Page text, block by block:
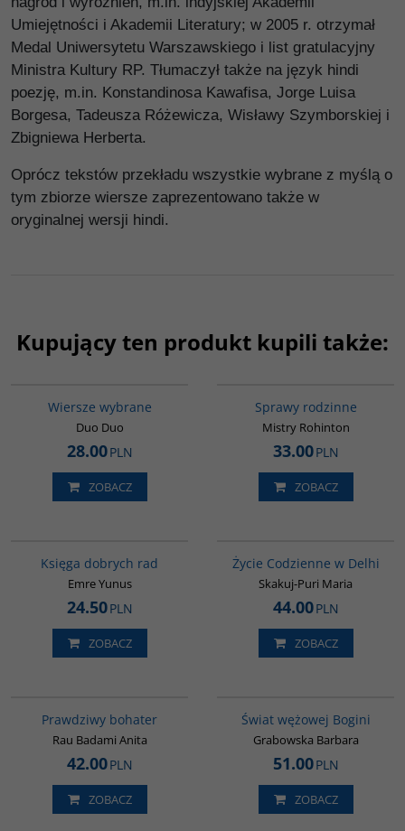
Umiejętności i Akademii Literatury; w 2005 r. otrzymał
Medal Uniwersytetu Warszawskiego i list gratulacyjny
Ministra Kultury RP. Tłumaczył także na język hindi
poezję, m.in. Konstandinosa Kawafisa, Jorge Luisa
Borgesa, Tadeusza Różewicza, Wisławy Szymborskiej i
Zbigniewa Herberta.
Oprócz tekstów przekładu wszystkie wybrane z myślą o
tym zbiorze wiersze zaprezentowano także w
oryginalnej wersji hindi.
Kupujący ten produkt kupili także:
Wiersze wybrane
Duo Duo
28.00PLN
ZOBACZ
Sprawy rodzinne
Mistry Rohinton
33.00PLN
ZOBACZ
Księga dobrych rad
Emre Yunus
24.50PLN
ZOBACZ
Życie Codzienne w Delhi
Skakuj-Puri Maria
44.00PLN
ZOBACZ
Prawdziwy bohater
Rau Badami Anita
42.00PLN
ZOBACZ
Świat wężowej Bogini
Grabowska Barbara
51.00PLN
ZOBACZ